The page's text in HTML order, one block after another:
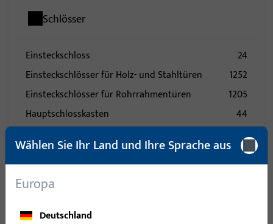
Schlösser
Einsteckschloss
24
Einsteckschlösser für Holz- und Stahltüren
1252
Einsteckschlösser für Rohrrahmentüren
1205
Hauptschlosskasten
44
1185
Mehrfachverriegelungen für Holz- und
Stahltüren
231
Mehrfachverriegelungen für Rohrrahmentüren
Wählen Sie Ihr Land und Ihre Sprache aus
Europa
Deutschland